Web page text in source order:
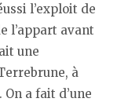
l’exploit de
l’appart avant
une
à
a fait d’une